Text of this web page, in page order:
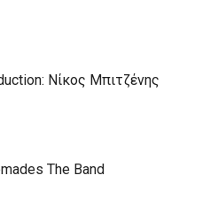
Νίκος Μπιτζένης
The Band